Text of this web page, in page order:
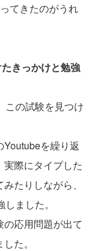
てきたのがうれ
きっかけと勉強
この試験を見つけ
を繰り返
際にタイプした
たりしながら、
ました。
応用問題が出て
た。